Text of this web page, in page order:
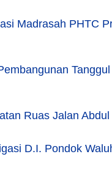
Madrasah PHTC
Ruas Jalan
D.I. Pondok